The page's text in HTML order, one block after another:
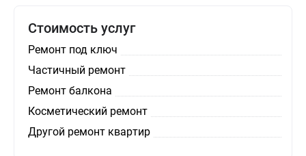
Стоимость услуг
Ремонт под ключ
Частичный ремонт
Ремонт балкона
Косметический ремонт
Другой ремонт квартир